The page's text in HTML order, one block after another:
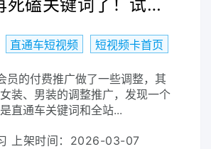
直通车别再死磕关键词了！试试超级短视频
直通车短视频 短视频卡首页
员的付费推广做了一些调整，其
装、男装的调整推广，发现一个
直通车关键词和全站...
上架时间：2026-03-07